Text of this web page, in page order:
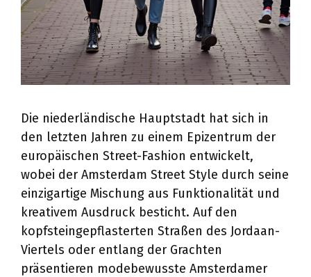
Die niederländische Hauptstadt hat sich in
den letzten Jahren zu einem Epizentrum der
europäischen Street-Fashion entwickelt,
wobei der Amsterdam Street Style durch seine
einzigartige Mischung aus Funktionalität und
kreativem Ausdruck besticht. Auf den
kopfsteingepflasterten Straßen des Jordaan-
Viertels oder entlang der Grachten
präsentieren modebewusste Amsterdamer